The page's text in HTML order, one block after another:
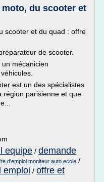
du scooter et
scooter et du quad : offre
de scooter.
mécanicien
est un des spécialistes
région parisienne et que
equipe / demande
d'emploi moniteur auto ecole /
emploi / offre et